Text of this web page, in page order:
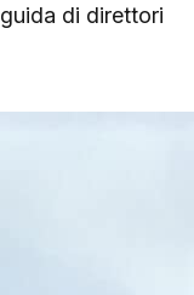
di direttori